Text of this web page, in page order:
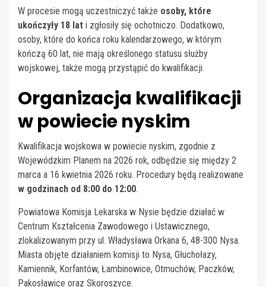
W procesie mogą uczestniczyć także osoby, które
ukończyły 18 lat i zgłosiły się ochotniczo. Dodatkowo,
osoby, które do końca roku kalendarzowego, w którym
kończą 60 lat, nie mają określonego statusu służby
wojskowej, także mogą przystąpić do kwalifikacji.
Organizacja kwalifikacji
w powiecie nyskim
Kwalifikacja wojskowa w powiecie nyskim, zgodnie z
Wojewódzkim Planem na 2026 rok, odbędzie się między 2
marca a 16 kwietnia 2026 roku. Procedury będą realizowane
w godzinach od 8:00 do 12:00.
Powiatowa Komisja Lekarska w Nysie będzie działać w
Centrum Kształcenia Zawodowego i Ustawicznego,
zlokalizowanym przy ul. Władysława Orkana 6, 48-300 Nysa.
Miasta objęte działaniem komisji to Nysa, Głuchołazy,
Kamiennik, Korfantów, Łambinowice, Otmuchów, Paczków,
Pakosławice oraz Skoroszyce.